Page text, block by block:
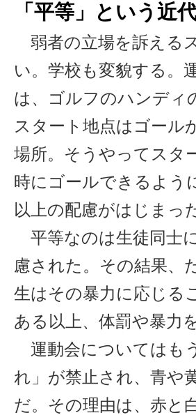
「平等」という近
弱者の立場を訴える
い。学校も変貌する。
は、ゴルフのハンディ
スタート地点はゴール
場所。そうやってスタ
時にゴールできるよう
以上の配慮がはじまっ
平等なのは生徒同士
慮された。その結果、
生はその暴力に応じる
ある以上、体罰や暴力
運動会についてはも
れ」が禁止され、青や
だ。その理由は、赤と